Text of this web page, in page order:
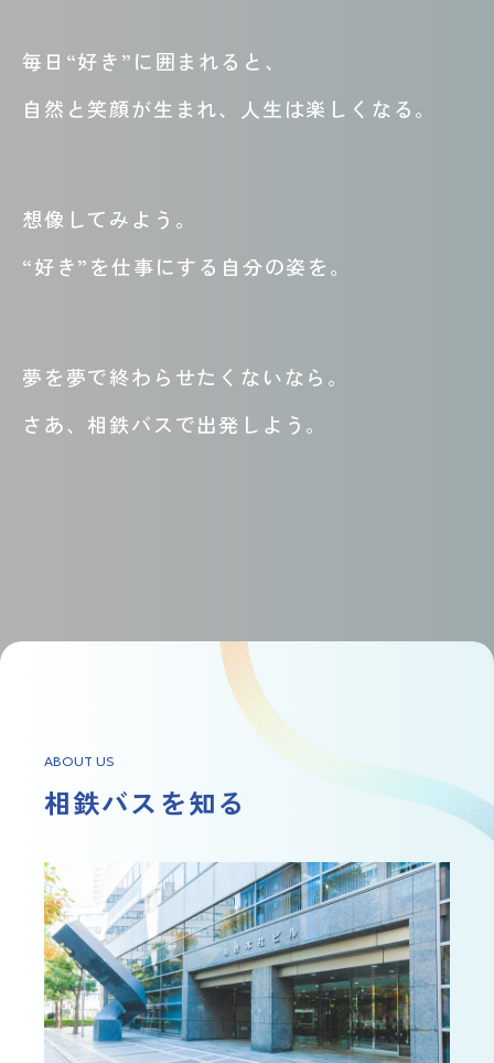
毎日“好き”に囲まれると、
自然と笑顔が生まれ、人生は楽しくなる。
想像してみよう。
“好き”を仕事にする自分の姿を。
夢を夢で終わらせたくないなら。
さあ、相鉄バスで出発しよう。
ABOUT US
相鉄バスを知る